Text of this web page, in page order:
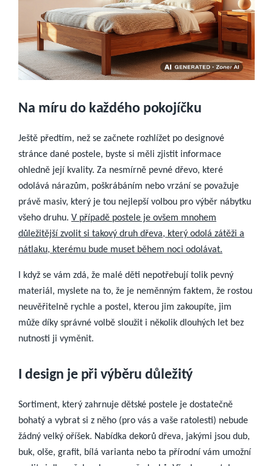
Na míru do každého pokojíčku
Ještě předtím, než se začnete rozhlížet po designové
stránce dané postele, byste si měli zjistit informace
ohledně její kvality. Za nesmírně pevné dřevo, které
odolává nárazům, poškrábáním nebo vrzání se považuje
právě masiv, který je tou nejlepší volbou pro výběr nábytku
všeho druhu. V případě postele je ovšem mnohem
důležitější zvolit si takový druh dřeva, který odolá zátěži a
nátlaku, kterému bude muset během noci odolávat.
I když se vám zdá, že malé děti nepotřebují tolik pevný
materiál, myslete na to, že je neměnným faktem, že rostou
neuvěřitelně rychle a postel, kterou jim zakoupíte, jim
může díky správné volbě sloužit i několik dlouhých let bez
nutnosti ji vyměnit.
I design je při výběru důležitý
Sortiment, který zahrnuje dětské postele je dostatečně
bohatý a vybrat si z něho (pro vás a vaše ratolesti) nebude
žádný velký oříšek. Nabídka dekorů dřeva, jakými jsou dub,
buk, olše, grafit, bílá varianta nebo ta přírodní vám umožní